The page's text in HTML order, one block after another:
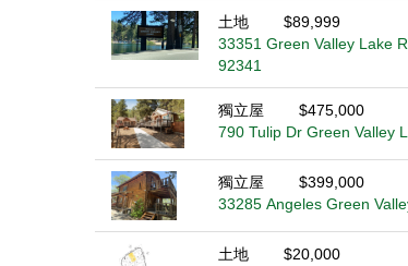
土地
$89,999
33351 Green Valley Lake
92341
獨立屋
$475,000
790 Tulip Dr Green Valley
獨立屋
$399,000
33285 Angeles Green
土地
$20,000